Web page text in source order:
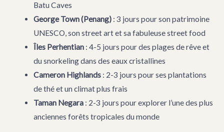
Batu Caves
George Town (Penang): 3 jours pour son patrimoine
UNESCO, son street art et sa fabuleuse street food
Îles Perhentian: 4-5 jours pour des plages de rêve et
du snorkeling dans des eaux cristallines
Cameron Highlands: 2-3 jours pour ses plantations
de thé et un climat plus frais
Taman Negara: 2-3 jours pour explorer l’une des plus
anciennes forêts tropicales du monde